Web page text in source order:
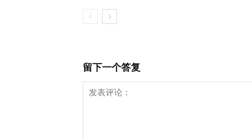
留下一个答复